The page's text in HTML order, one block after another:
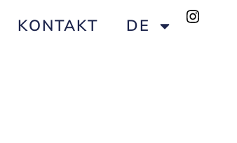
KONTAKT DE